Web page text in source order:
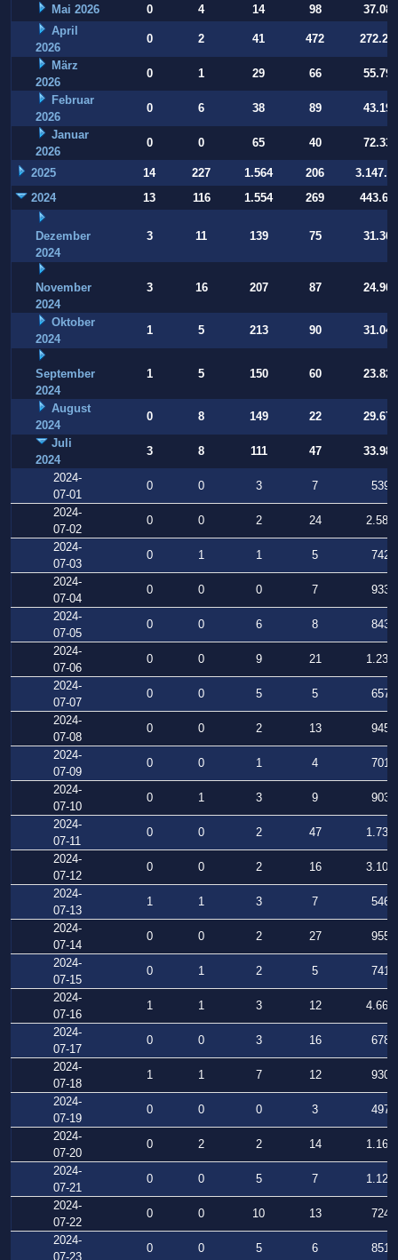
Mai 2026 0 4 14 98
37.084
April
2026
0 2 41 472
März
2026
0 1 29 66
55.794
Februar
2026
0 6 38 89
43.197
Januar
2026
0 0 65 40 72.332
2025 14 227 1.564 206
2024
13 116 1.554 269
Dezember
2024
3 11 139 75 31.364
November
2024
3 16 207 87 24.907
Oktober
2024
1 5 213 90 31.040
September
2024
1 5 150 60 23.821
August
2024
0 8 149 22
29.677
Juli
2024
3 8 111 47
33.988
2024-
07-01
0 0 3 7
539
2024-
07-02
0 0 2 24
2.580
2024-
07-03
0 1 1 5
742
2024-
07-04
0 0 0 7
933
2024-
07-05
0 0 6 8
843
2024-
07-06
0 0 9 21
1.238
2024-
07-07
0 0 5 5
657
2024-
07-08
0 0 2 13
945
2024-
07-09
0 0 1 4
701
2024-
07-10
0 1 3 9
903
2024-
07-11
0 0 2 47
1.731
2024-
07-12
0 0 2 16
3.106
2024-
07-13
1 1 3 7
546
2024-
07-14
0 0 2 27
955
2024-
07-15
0 1 2 5
741
2024-
07-16
1 1 3 12
4.664
2024-
07-17
0 0 3 16
678
2024-
07-18
1 1 7 12
930
2024-
07-19
0 0 0 3
497
2024-
07-20
0 2 2 14
1.163
2024-
07-21
0 0 5 7
1.129
2024-
07-22
0 0 10 13
724
2024-
07-23
0 0 5 6
851